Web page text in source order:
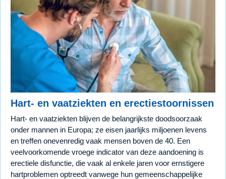
Hart- en vaatziekten en erectiestoornissen
Hart- en vaatziekten blijven de belangrijkste doodsoorzaak
onder mannen in Europa; ze eisen jaarlijks miljoenen levens
en treffen onevenredig vaak mensen boven de 40. Een
veelvoorkomende vroege indicator van deze aandoening is
erectiele disfunctie, die vaak al enkele jaren voor ernstigere
hartproblemen optreedt vanwege hun gemeenschappelijke